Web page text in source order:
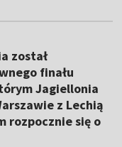
został
finału
Jagiellonia
z Lechią
rozpocznie się o